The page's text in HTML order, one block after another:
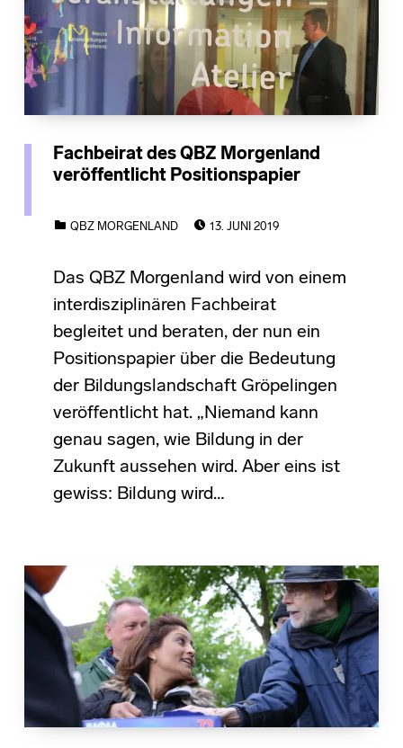
Fachbeirat des QBZ Morgenland
veröffentlicht Positionspapier
QBZ MORGENLAND
13. JUNI 2019
Das QBZ Morgenland wird von einem
interdisziplinären Fachbeirat
begleitet und beraten, der nun ein
Positionspapier über die Bedeutung
der Bildungslandschaft Gröpelingen
veröffentlicht hat. „Niemand kann
genau sagen, wie Bildung in der
Zukunft aussehen wird. Aber eins ist
gewiss: Bildung wird…